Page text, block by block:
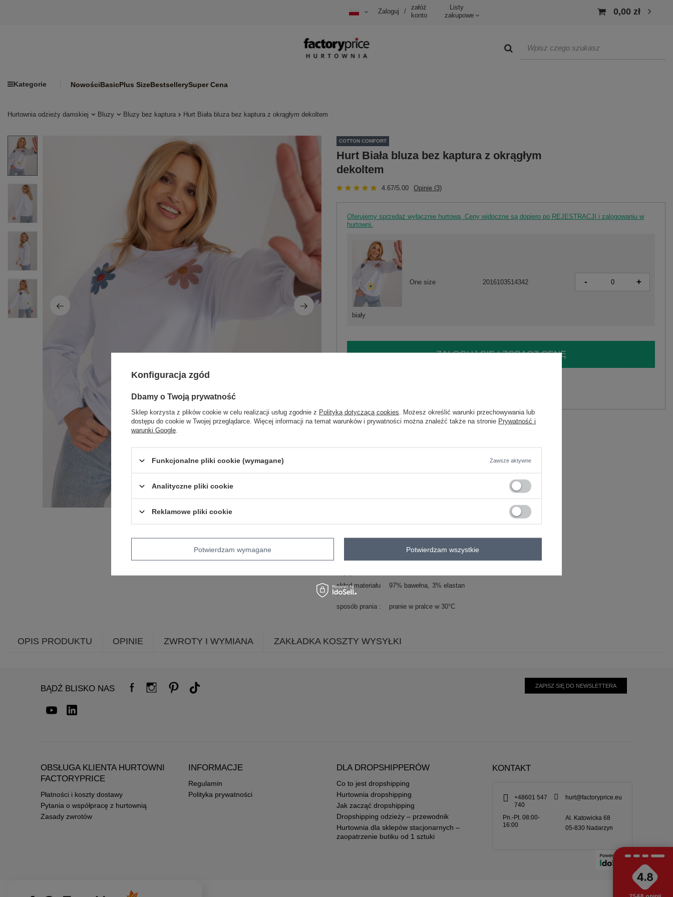
Zaloguj /
załóż
konto
Listy
zakupowe
0,00 zł
Kategorie NowościBasicPlus SizeBestsellerySuper Cena
Hurtownia odzieży damskiej Bluzy Bluzy bez kaptura Hurt Biała bluza bez kaptura z okrągłym dekoltem
COTTON COMFORT
Hurt Biała bluza bez kaptura z okrągłym
dekoltem
4.67/5.00 Opinie (3)
Oferujemy sprzedaż wyłącznie hurtową. Ceny widoczne są dopiero po REJESTRACJI i zalogowaniu w
hurtowni.
biały
One size 2016103514342 - +
ZALOGUJ SIĘ I ZOBACZ CENĘ
skład materiału : 97% bawełna, 3% elastan
długi rękaw
dekolt
okrągły
skład materiału
97% bawełna 3% elastan
sposób prania pranie w pralce w 30°C
OPIS PRODUKTU OPINIE ZWROTY I WYMIANA ZAKŁADKA KOSZTY WYSYŁKI
BĄDŹ BLISKO NAS ZAPISZ SIĘ DO NEWSLETTERA
OBSŁUGA KLIENTA HURTOWNI
FACTORYPRICE
Płatności i koszty dostawy
Pytania o współpracę z hurtownią
Zasady zwrotów
INFORMACJE
Regulamin
Polityka prywatności
DLA DROPSHIPPERÓW
Co to jest dropshipping
Hurtownia dropshipping
Jak zacząć dropshipping
Dropshipping odzieży – przewodnik
Hurtownia dla sklepów stacjonarnych –
zaopatrzenie butiku od 1 sztuki
KONTAKT
+48601 547
740
hurt@factoryprice.eu
Pn.-Pt. 08:00-
16:00
Al. Katowicka 68
05-830 Nadarzyn
4.8
Konfiguracja zgód
Dbamy o Twoją prywatność
Sklep korzysta z plików cookie w celu realizacji usług zgodnie z Polityką dotyczącą cookies . Możesz określić warunki przechowywania lub
dostępu do cookie w Twojej przeglądarce. Więcej informacji na temat warunków i prywatności można znaleźć także na stronie Prywatność i
warunki Google
Funkcjonalne pliki cookie (wymagane) Zawsze aktywne
Analityczne pliki cookie
Reklamowe pliki cookie
Potwierdzam wymagane Potwierdzam wszystkie